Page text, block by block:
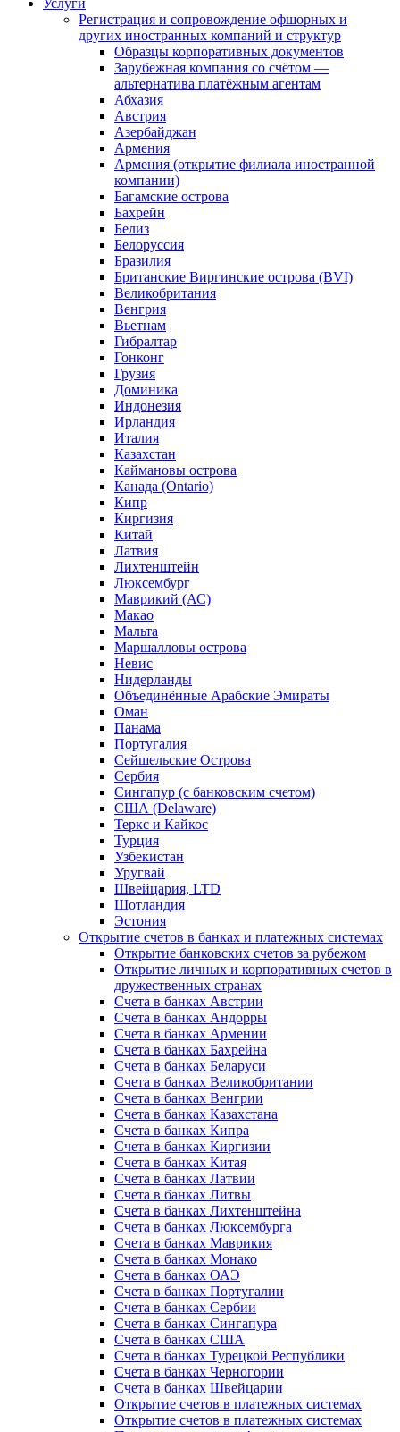
Услуги
Регистрация и сопровождение офшорных и
других иностранных компаний и структур
Образцы корпоративных документов
Зарубежная компания со счётом —
альтернатива платёжным агентам
Абхазия
Австрия
Азербайджан
Армения
Армения (открытие филиала иностранной
компании)
Багамские острова
Бахрейн
Белиз
Белоруссия
Бразилия
Британские Виргинские острова (BVI)
Великобритания
Венгрия
Вьетнам
Гибралтар
Гонконг
Грузия
Доминика
Индонезия
Ирландия
Италия
Казахстан
Каймановы острова
Канада (Ontario)
Кипр
Киргизия
Китай
Латвия
Лихтенштейн
Люксембург
Маврикий (АС)
Макао
Мальта
Маршалловы острова
Нeвис
Нидерланды
Объединённые Арабские Эмираты
Оман
Панама
Португалия
Сейшельские Острова
Сербия
Сингапур (c банковским счетом)
США (Delaware)
Теркс и Кайкос
Турция
Узбекистан
Уругвай
Швейцария, LTD
Шотландия
Эстония
Открытие счетов в банках и платежных системах
Открытие банковских счетов за рубежом
Открытие личных и корпоративных счетов в
дружественных странах
Счета в банках Австрии
Счета в банках Андорры
Счета в банках Армении
Счета в банках Бахрейна
Счета в банках Беларуси
Счета в банках Великобритании
Счета в банках Венгрии
Счета в банках Казахстана
Счета в банках Кипра
Счета в банках Киргизии
Счета в банках Китая
Счета в банках Латвии
Счета в банках Литвы
Счета в банках Лихтенштейна
Счета в банках Люксембурга
Счета в банках Маврикия
Счета в банках Монако
Счета в банках ОАЭ
Счета в банках Португалии
Счета в банках Сербии
Счета в банках Сингапура
Счета в банках США
Счета в банках Турецкой Республики
Счета в банках Черногории
Счета в банках Швейцарии
Открытие счетов в платежных системах
Открытие счетов в платежных системах